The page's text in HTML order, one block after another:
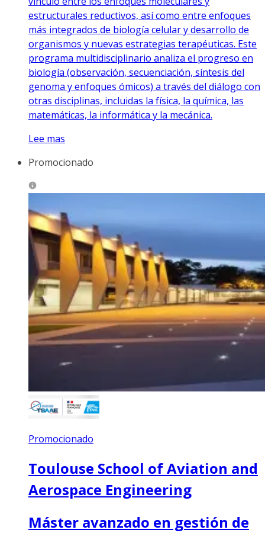
estructurales reductivos, así como entre enfoques
más integrados de biología celular y desarrollo de
organismos y nuevas estrategias terapéuticas. Este
programa multidisciplinario analiza el progreso en
biología (observación, secuenciación, síntesis del
genoma y enfoques ómicos) a través del diálogo con
otras disciplinas, incluidas la física, la química, las
matemáticas, la informática y la mecánica.
Lee mas
Promocionado
Promocionado
Toulouse School of Aviation and
Aerospace Engineering
Máster avanzado en gestión de